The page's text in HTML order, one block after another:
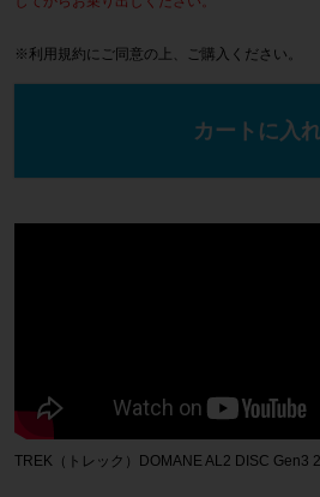
※ 利用規約にご同意の上、ご購入ください。
カートに入
TREK（トレック）DOMANE AL2 DISC Gen3